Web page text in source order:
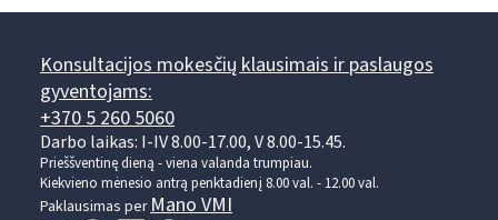
Konsultacijos mokesčių klausimais ir paslaugos
gyventojams:
+370 5 260 5060
Darbo laikas: I-IV 8.00-17.00, V 8.00-15.45.
Prieššventinę dieną - viena valanda trumpiau.
Kiekvieno mėnesio antrą penktadienį 8.00 val. - 12.00 val.
Paklausimas perMano VMI